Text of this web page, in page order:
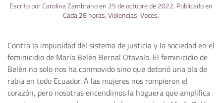
Escrito porCarolina Zambranoen 25 de octubre de 2022. Publicado en
Cada 28 horas,Violencias,Voces.
Contra la impunidad del sistema de justicia y la sociedad en el
feminicidio de María Belén Bernal Otavalo. El feminicidio de
Belén no solo nos ha conmovido sino que detonó una ola de
rabia en todo Ecuador. A las mujeres nos rompieron el
corazón, pero nosotras encendimos la hoguera que amplifica